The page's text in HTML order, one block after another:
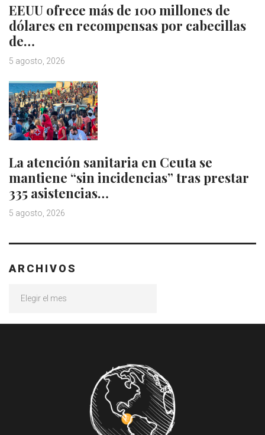
EEUU ofrece más de 100 millones de
dólares en recompensas por cabecillas
de…
5 agosto, 2026
La atención sanitaria en Ceuta se
mantiene “sin incidencias” tras prestar
335 asistencias…
5 agosto, 2026
ARCHIVOS